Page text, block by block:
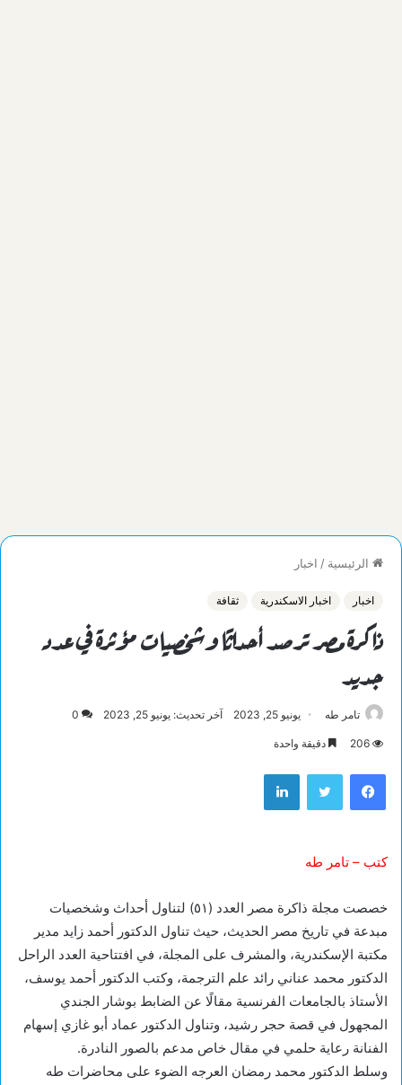
الرئيسية / اخبار
اخبار اخبار الاسكندرية ثقافة
ذاكرة مصر ترصد أحداثًا وشخصيات مؤثرة في عدد
جديد
تامر طه يونيو 25, 2023 آخر تحديث: يونيو 25, 2023 0
206 دقيقة واحدة
فيسبوك تويتر لينكدإن
كتب – تامر طه
خصصت مجلة ذاكرة مصر العدد (٥١) لتناول أحداث وشخصيات
مبدعة في تاريخ مصر الحديث، حيث تناول الدكتور أحمد زايد مدير
مكتبة الإسكندرية، والمشرف على المجلة، في افتتاحية العدد الراحل
الدكتور محمد عناني رائد علم الترجمة، وكتب الدكتور أحمد يوسف،
الأستاذ بالجامعات الفرنسية مقالًا عن الضابط بوشار الجندي
المجهول في قصة حجر رشيد، وتناول الدكتور عماد أبو غازي إسهام
الفنانة رعاية حلمي في مقال خاص مدعم بالصور النادرة.
وسلط الدكتور محمد رمضان العرجه الضوء على محاضرات طه